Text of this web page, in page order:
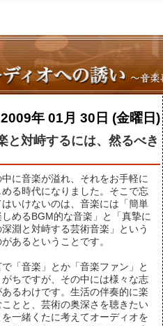
2009年 01月 30日 (金曜日)
と対峙するには、然るべき
に音楽が溢れ、それをお手軽に
る時代になりました。そこで忘
はいけないのは、音楽には「簡単
しめるBGM的な音楽」と「真摯に
深淵と対峙する芸術音楽」という
があるということです。
「音楽」とか「音楽ファン」と
がちですが、その中には様々な志
あるわけです。生活の伴奏的に楽
ことと、芸術の奥深さを聴きたい
を一緒くたに考えてオーディオを